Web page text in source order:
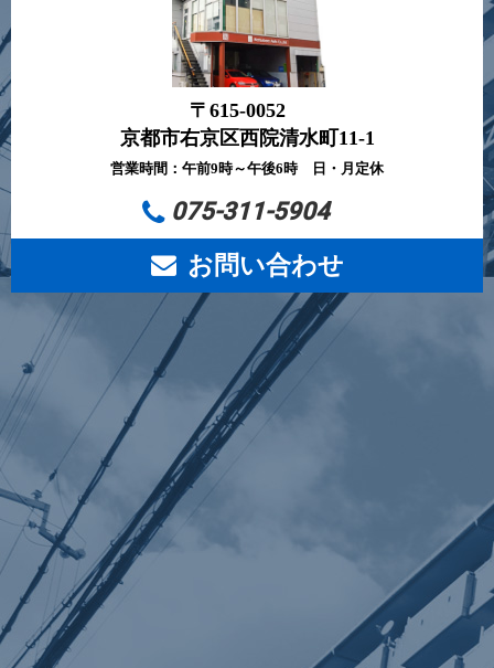
〒615-0052
京都市右京区西院清水町11-1
営業時間：午前9時～午後6時 日・月定休
075-311-5904
お問い合わせ